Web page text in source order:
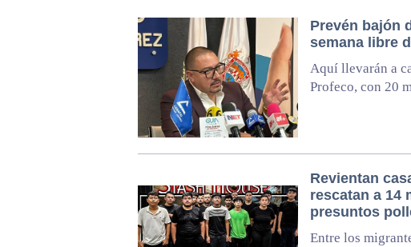
Prevén bajón
semana libre
Aquí llevarán a
Profeco, con 20
Revientan
rescatan a 14
presuntos
Entre los